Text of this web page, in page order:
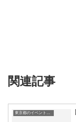
関連記事
東京都のイベント会場一覧